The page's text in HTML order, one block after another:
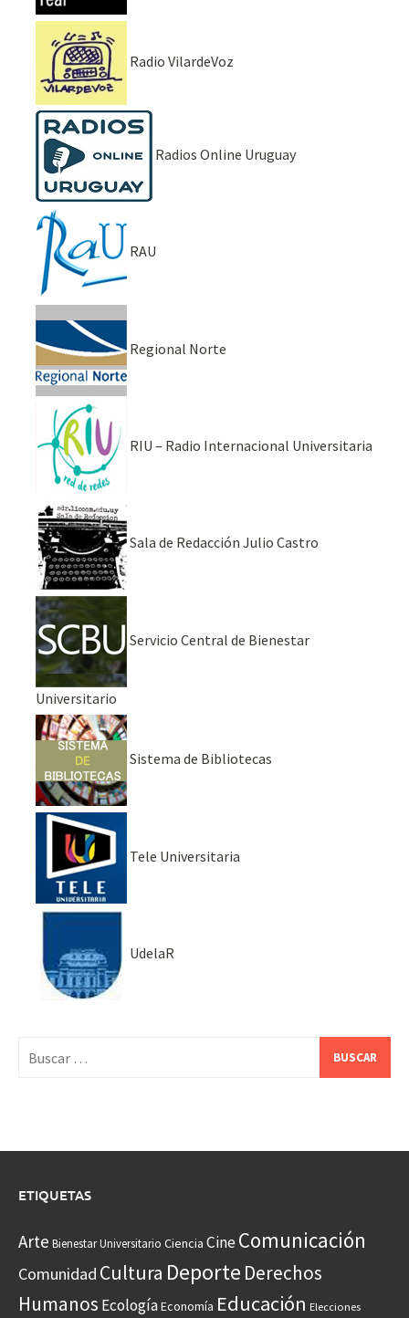
Radio VilardeVoz
Radios Online Uruguay
RAU
Regional Norte
RIU – Radio Internacional Universitaria
Sala de Redacción Julio Castro
Servicio Central de Bienestar
Universitario
Sistema de Bibliotecas
Tele Universitaria
UdelaR
ETIQUETAS
Arte Bienestar Universitario Ciencia CineComunicación
Comunidad Cultura Deporte Derechos
Humanos EcologíaEconomía Educación Elecciones